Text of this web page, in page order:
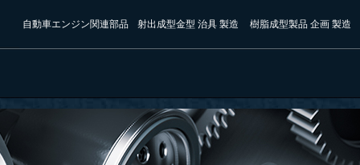
自動車エンジン関連部品 射出成型金型 治具 製造 樹脂成型製品 企画 製造